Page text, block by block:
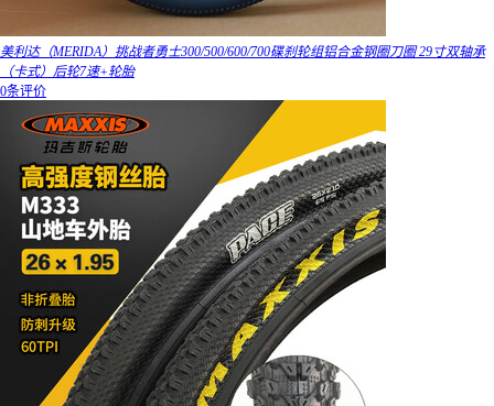
美利达（MERIDA）挑战者勇士300/500/600/700碟刹轮组铝合金钢圈刀圈 29寸双轴承
（卡式）后轮7速+轮胎
0条评价